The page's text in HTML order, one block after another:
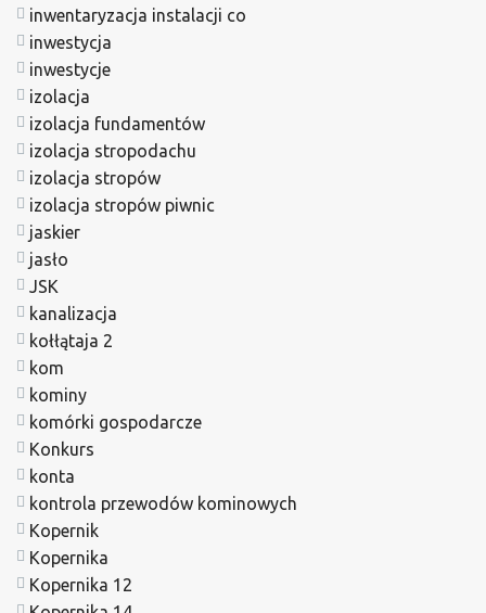
inwentaryzacja instalacji co
inwestycja
inwestycje
izolacja
izolacja fundamentów
izolacja stropodachu
izolacja stropów
izolacja stropów piwnic
jaskier
jasło
JSK
kanalizacja
kołłątaja 2
kom
kominy
komórki gospodarcze
Konkurs
konta
kontrola przewodów kominowych
Kopernik
Kopernika
Kopernika 12